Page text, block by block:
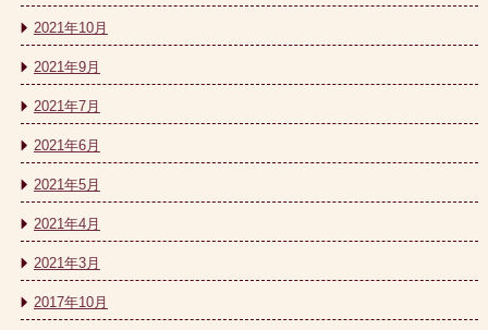
2021年10月
2021年9月
2021年7月
2021年6月
2021年5月
2021年4月
2021年3月
2017年10月